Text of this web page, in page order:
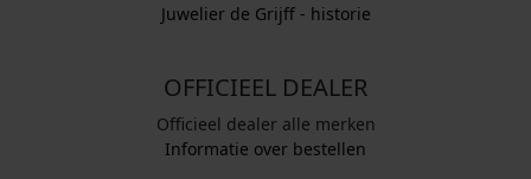
Juwelier de Grijff - historie
OFFICIEEL DEALER
Officieel dealer alle merken
Informatie over bestellen